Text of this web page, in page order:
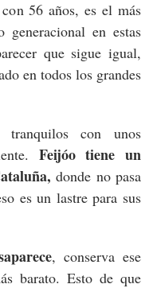
56 años, es el más
en estas
que sigue igual,
en todos los grandes
con unos
Feijóo tiene un
donde no pasa
es un lastre para sus
, conserva ese
barato. Esto de que